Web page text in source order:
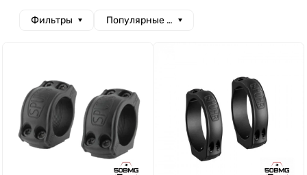
Фильтры Популярные сначала